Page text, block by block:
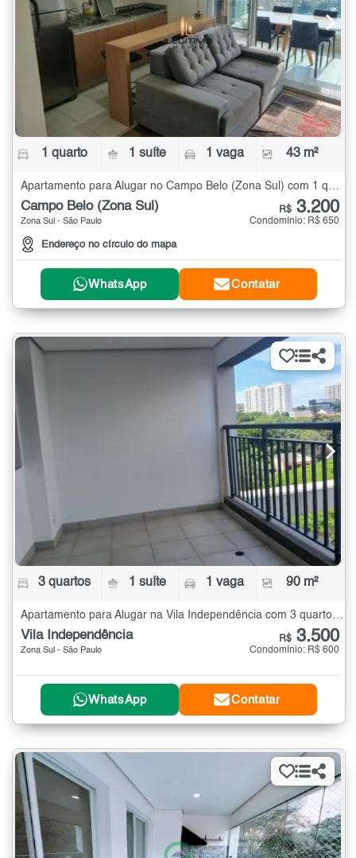
1 quarto 1 suíte 1 vaga 43 m²
Apartamento para Alugar no Campo Belo (Zona Sul) com 1 quarto - 43 m²
Campo Belo (Zona Sul)
Zona Sul - São Paulo
Endereço no círculo do mapa
R$ 3.200
Condomínio: R$ 650
WhatsApp Contatar
3 quartos 1 suíte 1 vaga 90 m²
Apartamento para Alugar na Vila Independência com 3 quartos - 90 m²
Vila Independência
Zona Sul - São Paulo
R$ 3.500
Condomínio: R$ 600
WhatsApp Contatar